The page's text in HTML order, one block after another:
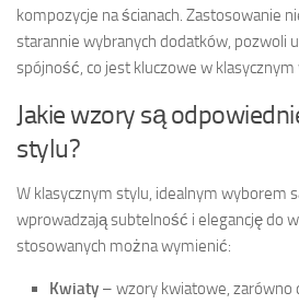
kompozycje na ścianach. Zastosowanie
starannie wybranych dodatków, pozwoli
spójność, co jest kluczowe w
Jakie wzory są
stylu?
W klasycznym stylu, idealnym wyborem
wprowadzają subtelność i elegancję do
stosowanych można wymienić:
Kwiaty – wzory kwiatowe, zarówno